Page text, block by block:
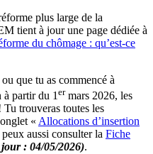
plus large de la
tient à jour une page dédiée à
du chômage : qu’est-ce
que tu as commencé à
à partir du 1 ermars 2026, les
Tu trouveras toutes les
« Allocations d’insertion
aussi consulter la Fiche
: 04/05/2026).